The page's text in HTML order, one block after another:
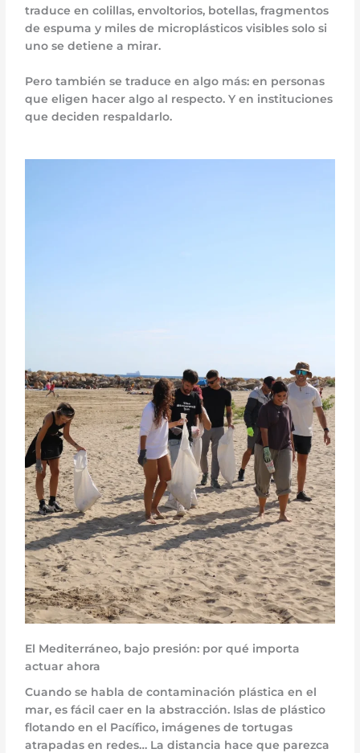
traduce en colillas, envoltorios, botellas, fragmentos
de espuma y miles de microplásticos visibles solo si
uno se detiene a mirar.
Pero también se traduce en algo más: en personas
que eligen hacer algo al respecto. Y en instituciones
que deciden respaldarlo.
El Mediterráneo, bajo presión: por qué importa
actuar ahora
Cuando se habla de contaminación plástica en el
mar, es fácil caer en la abstracción. Islas de plástico
flotando en el Pacífico, imágenes de tortugas
atrapadas en redes… La distancia hace que parezca